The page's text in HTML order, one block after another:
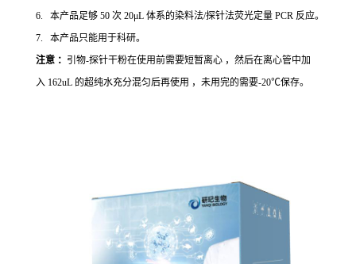
6. 本产品足够 50 次 20μL 体系的染料法/探针法荧光定量 PCR 反应。
7. 本产品只能用于科研。
注意 ： 引物-探针干粉在使用前需要短暂离心 ，然后在离心管中加
入 162uL 的超纯水充分混匀后再使用 ，未用完的需要-20℃保存。